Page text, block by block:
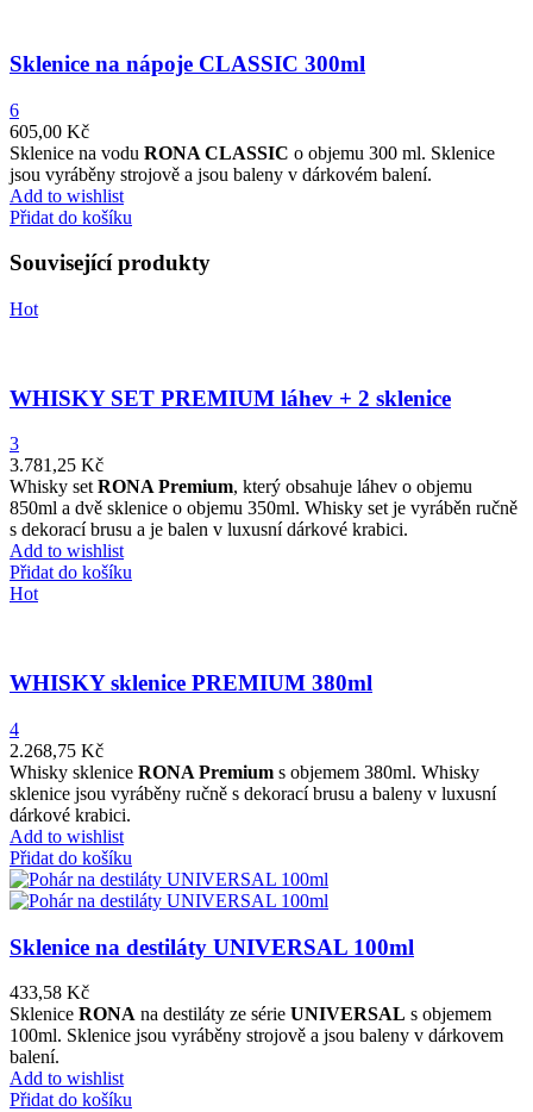
Sklenice na nápoje CLASSIC 300ml
6
605,00 Kč
Sklenice na vodu RONA CLASSIC o objemu 300 ml. Sklenice
jsou vyráběny strojově a jsou baleny v dárkovém balení.
Add to wishlist
Přidat do košíku
Související produkty
Hot
WHISKY SET PREMIUM láhev + 2 sklenice
3
3.781,25 Kč
Whisky setRONA Premium, který obsahuje láhev o objemu
850ml a dvě sklenice o objemu 350ml. Whisky set je vyráběn ručně
s dekorací brusu a je balen v luxusní dárkové krabici.
Add to wishlist
Přidat do košíku
Hot
WHISKY sklenice PREMIUM 380ml
4
2.268,75 Kč
Whisky sklenice RONA Premium s objemem 380ml. Whisky
sklenice jsou vyráběny ručně s dekorací brusu a baleny v luxusní
dárkové krabici.
Add to wishlist
Přidat do košíku
Sklenice na destiláty UNIVERSAL 100ml
433,58 Kč
Sklenice RONA na destiláty ze série UNIVERSAL s objemem
100ml. Sklenice jsou vyráběny strojově a jsou baleny v dárkovem
balení.
Add to wishlist
Přidat do košíku